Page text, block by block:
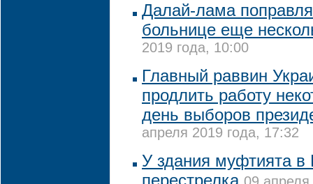
Далай-лама
больнице еще
2019 года, 10:00
Главный раввин
продлить работу
день выборов
апреля 2019 года, 17:32
У здания муфтията в
перестрелка